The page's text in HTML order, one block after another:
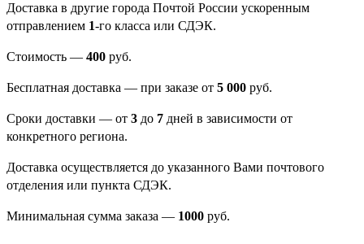
Доставка в другие города Почтой России ускоренным
отправлением 1-го класса или СДЭК.
Стоимость — 400 руб.
Бесплатная доставка — при заказе от 5 000 руб.
Сроки доставки — от 3 до 7 дней в зависимости от
конкретного региона.
Доставка осуществляется до указанного Вами почтового
отделения или пункта СДЭК.
Минимальная сумма заказа — 1000 руб.